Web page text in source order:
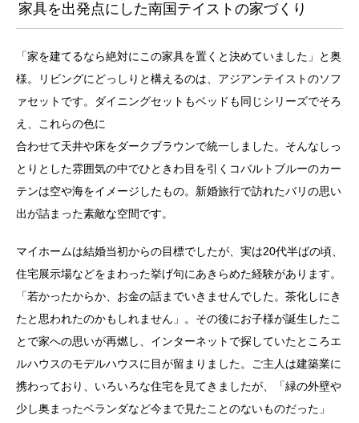
家具を出発点にした南国テイストの家づくり
「家を建てるなら絶対にこの家具を置くと決めていました」と奥
様。リビングにどっしりと構えるのは、アジアンテイストのソフ
ァセットです。ダイニングセットもベッドも同じシリーズでそろ
え、これらの色に
合わせて天井や床をダークブラウンで統一しました。そんなしっ
とりとした雰囲気の中でひときわ目を引くコバルトブルーのカー
テンは空や海をイメージしたもの。新婚旅行で訪れたバリの思い
出が詰まった素敵な空間です。
マイホームは結婚当初からの目標でしたが、実は20代半ばの頃、
住宅展示場などをまわった挙げ句にあきらめた経験があります。
「若かったからか、お金の話までいきませんでした。茶化しにき
たと思われたのかもしれません」。その後にお子様が誕生したこ
とで家への思いが再燃し、インターネットで探していたところエ
ルハウスのモデルハウスに目が留まりました。ご主人は建築業に
携わっており、いろいろな住宅を見てきましたが、「緑の外壁や
少し奥まったベランダなど今まで見たことのないものだった」